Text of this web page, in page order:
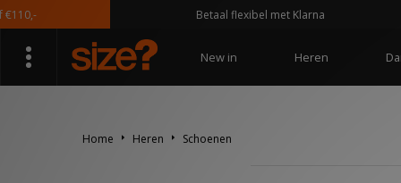
Betaal flexibel met Klarna
New in Heren
Home Heren Schoenen